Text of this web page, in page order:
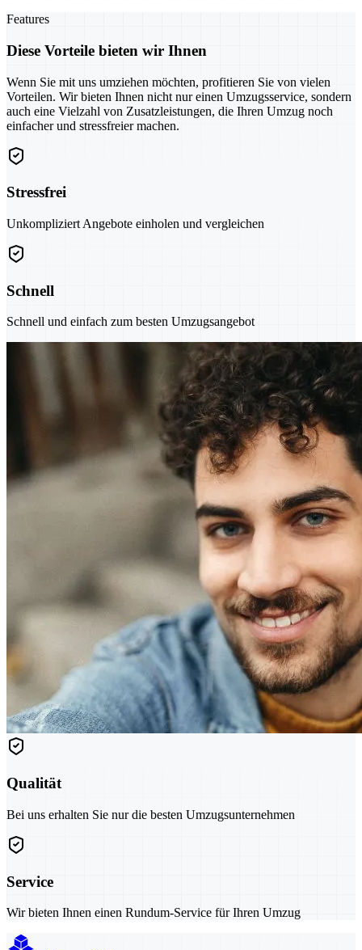
Features
Diese Vorteile bieten wir Ihnen
Wenn Sie mit uns umziehen möchten, profitieren Sie von vielen
Vorteilen. Wir bieten Ihnen nicht nur einen Umzugsservice, sondern
auch eine Vielzahl von Zusatzleistungen, die Ihren Umzug noch
einfacher und stressfreier machen.
Stressfrei
Unkompliziert Angebote einholen und vergleichen
Schnell
Schnell und einfach zum besten Umzugsangebot
Qualität
Bei uns erhalten Sie nur die besten Umzugsunternehmen
Service
Wir bieten Ihnen einen Rundum-Service für Ihren Umzug